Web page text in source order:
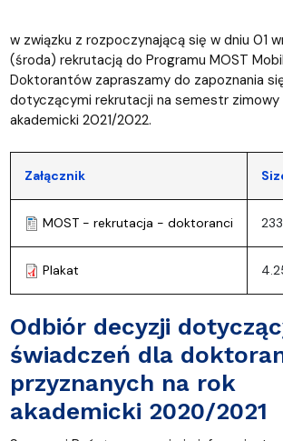
w związku z rozpoczynającą się w dniu 01
(środa) rekrutacją do Programu MOST
Doktorantów zapraszamy do zapoznania
dotyczącymi rekrutacji na semestr zimowy
akademicki 2021/2022.
Załącznik
MOST - rekrutacja - doktoranci
Plakat
Odbiór decyzji
świadczeń dla
przyznanych na rok
akademicki 2020/2021